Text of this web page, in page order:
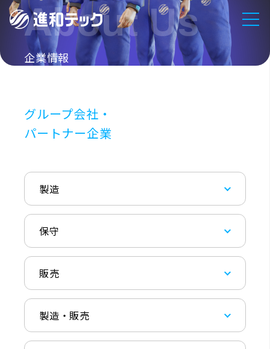
企業情報
グループ会社・
パートナー企業
製造
保守
販売
製造・販売